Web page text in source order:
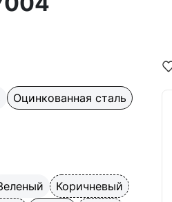
Оцинкованная сталь
Коричневый